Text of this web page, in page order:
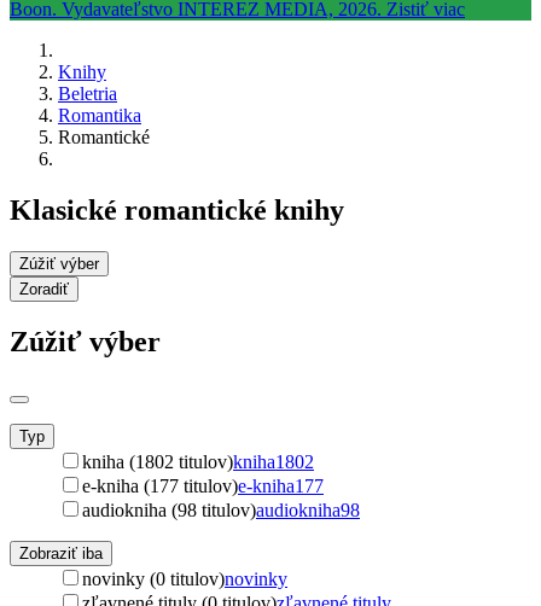
Knihy
Beletria
Romantika
Romantické
Klasické romantické knihy
Zúžiť výber
Zoradiť
Zúžiť výber
Typ
kniha (1802 titulov)kniha1802
e-kniha (177 titulov)e-kniha177
audiokniha (98 titulov)audiokniha98
Zobraziť iba
novinky (0 titulov)novinky